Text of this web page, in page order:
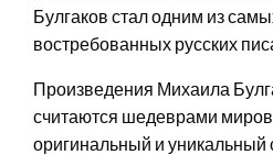
Булгаков стал одним из
востребованных русских
Произведения Михаила
считаются шедеврами
оригинальный и уникальный